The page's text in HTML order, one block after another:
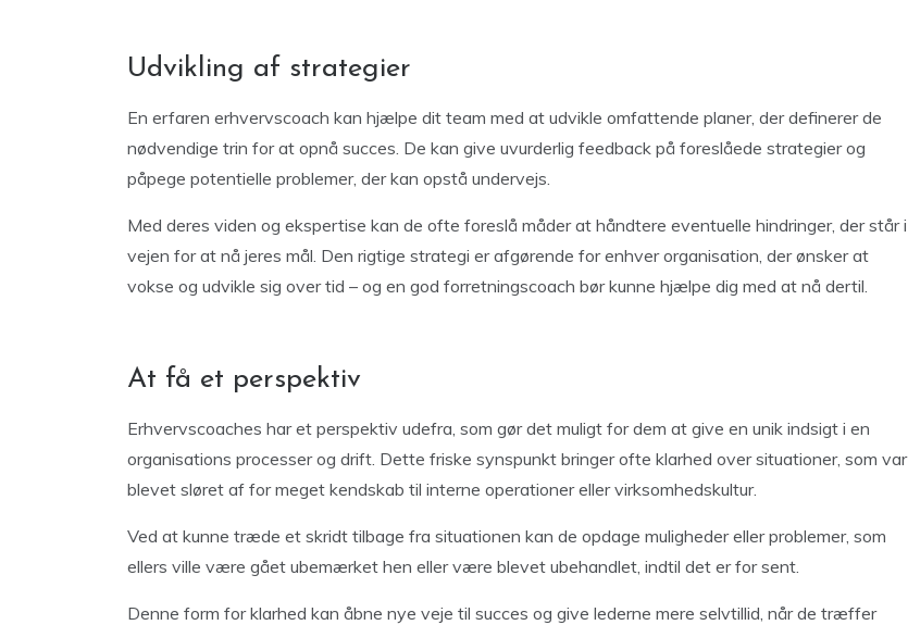
Udvikling af strategier
En erfaren erhvervscoach kan hjælpe dit team med at udvikle omfattende planer, der definerer de
nødvendige trin for at opnå succes. De kan give uvurderlig feedback på foreslåede strategier og
påpege potentielle problemer, der kan opstå undervejs.
Med deres viden og ekspertise kan de ofte foreslå måder at håndtere eventuelle hindringer, der står i
vejen for at nå jeres mål. Den rigtige strategi er afgørende for enhver organisation, der ønsker at
vokse og udvikle sig over tid – og en god forretningscoach bør kunne hjælpe dig med at nå dertil.
At få et perspektiv
Erhvervscoaches har et perspektiv udefra, som gør det muligt for dem at give en unik indsigt i en
organisations processer og drift. Dette friske synspunkt bringer ofte klarhed over situationer, som var
blevet sløret af for meget kendskab til interne operationer eller virksomhedskultur.
Ved at kunne træde et skridt tilbage fra situationen kan de opdage muligheder eller problemer, som
ellers ville være gået ubemærket hen eller være blevet ubehandlet, indtil det er for sent.
Denne form for klarhed kan åbne nye veje til succes og give lederne mere selvtillid, når de træffer